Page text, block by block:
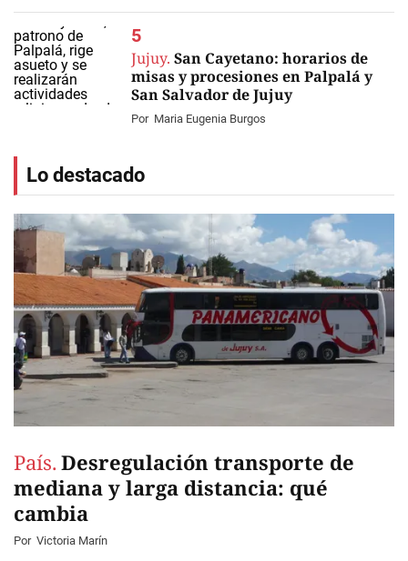
Jujuy. San Cayetano: horarios de
misas y procesiones en Palpalá y
San Salvador de Jujuy
Por Maria Eugenia Burgos
Lo destacado
País. Desregulación transporte de
mediana y larga distancia: qué
cambia
Por Victoria Marín